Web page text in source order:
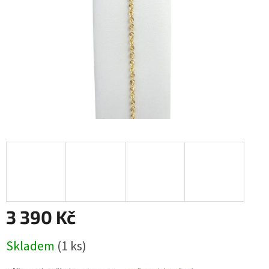
3 390 Kč
cena:
Skladem (1 ks)